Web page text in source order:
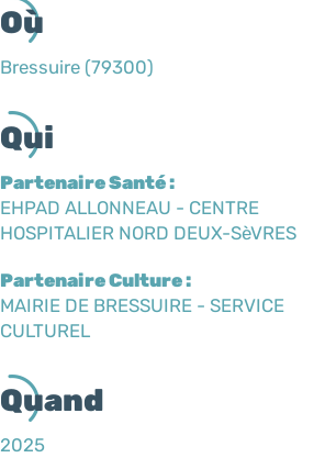
Où
Bressuire (79300)
Qui
Partenaire Santé :
EHPAD ALLONNEAU - CENTRE
HOSPITALIER NORD DEUX-SèVRES
Partenaire Culture :
MAIRIE DE BRESSUIRE - SERVICE
CULTUREL
Quand
2025